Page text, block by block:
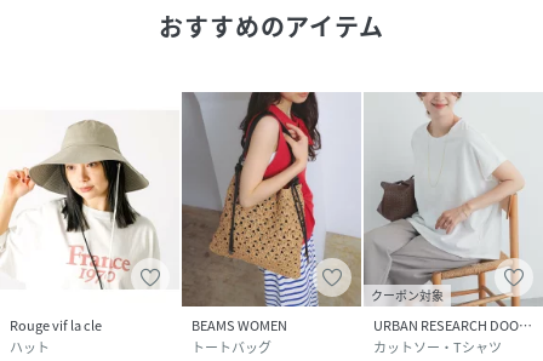
イタリア製
1%, つば, 麻100%, テープ: 人工皮革
サイズ
品番
RR1946_4600214
(4600214-163-113 RR1946
おすすめのアイテム
Rouge vif la cle
ハット
BEAMS WOMEN
トートバッグ
クーポン対象
URBAN RESEARCH DOORS
カットソー・Tシャツ